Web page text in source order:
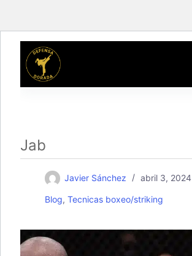
Saltar
al
contenido
Jab
Javier Sánchez abril 3, 2024
Blog, Tecnicas boxeo/striking